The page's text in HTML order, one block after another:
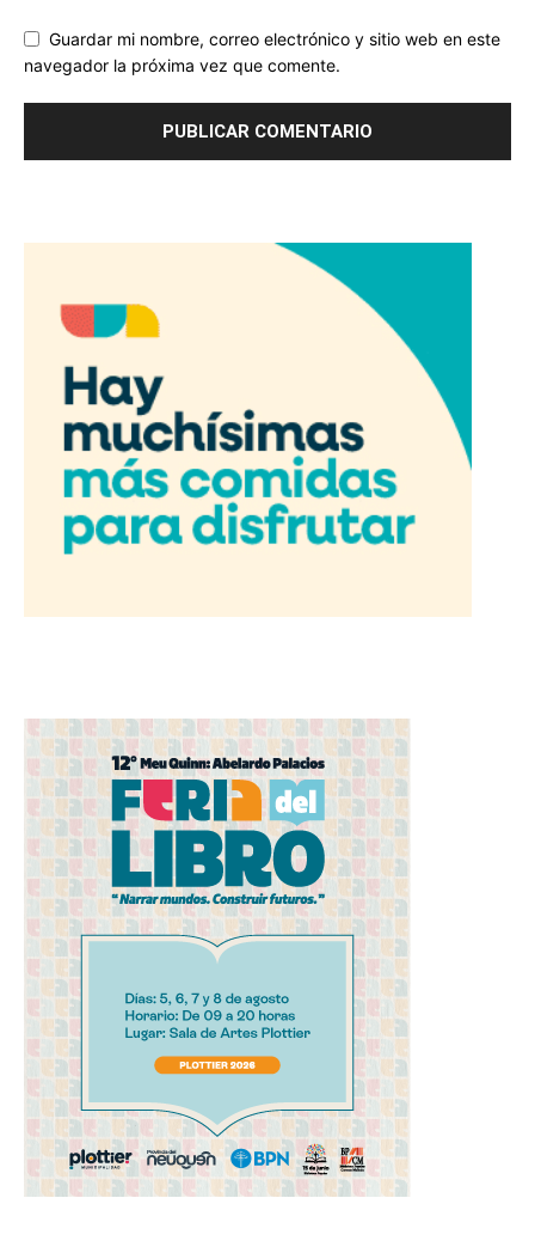
Guardar mi nombre, correo electrónico y sitio web en este
navegador la próxima vez que comente.